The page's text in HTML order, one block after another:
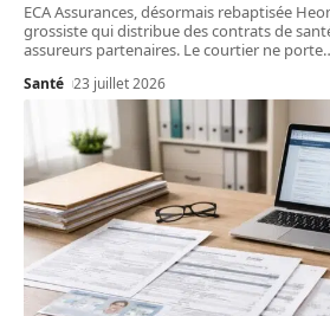
ECA Assurances, désormais rebaptisée
grossiste qui distribue des contrats de
assureurs partenaires. Le courtier ne porte
Santé 23 juillet 2026